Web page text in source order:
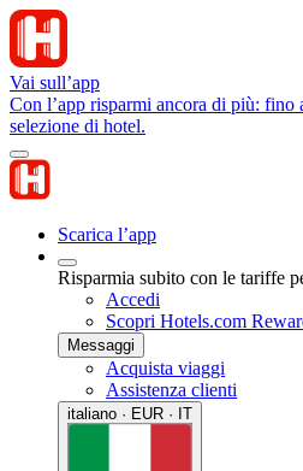
Vai sull’app
Con l’app risparmi ancora di più: fino
selezione di hotel.
Scarica l’app
Risparmia subito con le tariffe
Accedi
Scopri Hotels.com
Messaggi
Acquista viaggi
Assistenza clienti
italiano · EUR · IT